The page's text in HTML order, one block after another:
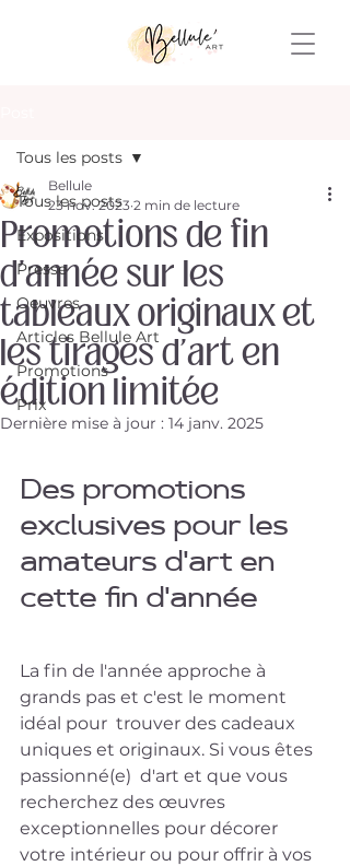
Tous les posts
Expositions
Presse
Oeuvres
Articles Bellule Art
Promotions
Prix
Tous les posts
Promotions de fin
d'année sur les
tableaux originaux et
les tirages d'art en
édition limitée
Bellule
23 nov. 2023 2 min de lecture
Dernière mise à jour : 14 janv. 2025
Des promotions
exclusives pour les
amateurs d'art en
cette fin d'année
La fin de l'année approche à
grands pas et c'est le moment
idéal pour  trouver des cadeaux
uniques et originaux. Si vous êtes
passionné(e)  d'art et que vous
recherchez des œuvres
exceptionnelles pour décorer
votre intérieur ou pour offrir à vos